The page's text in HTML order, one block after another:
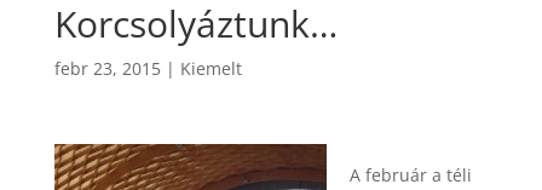
Korcsolyáztunk…
febr 23, 2015| Kiemelt
A február a téli